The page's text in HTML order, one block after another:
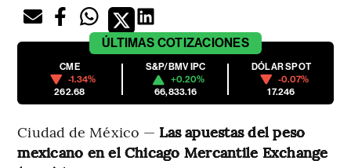
ÚLTIMAS COTIZACIONES
CME
-1.34%
262.68
S&P/BMV IPC
+0.20%
66,833.16
DÓLAR SPOT
-0.07%
17.246
Ciudad de México — Las apuestas del peso
mexicano en el Chicago Mercantile Exchange